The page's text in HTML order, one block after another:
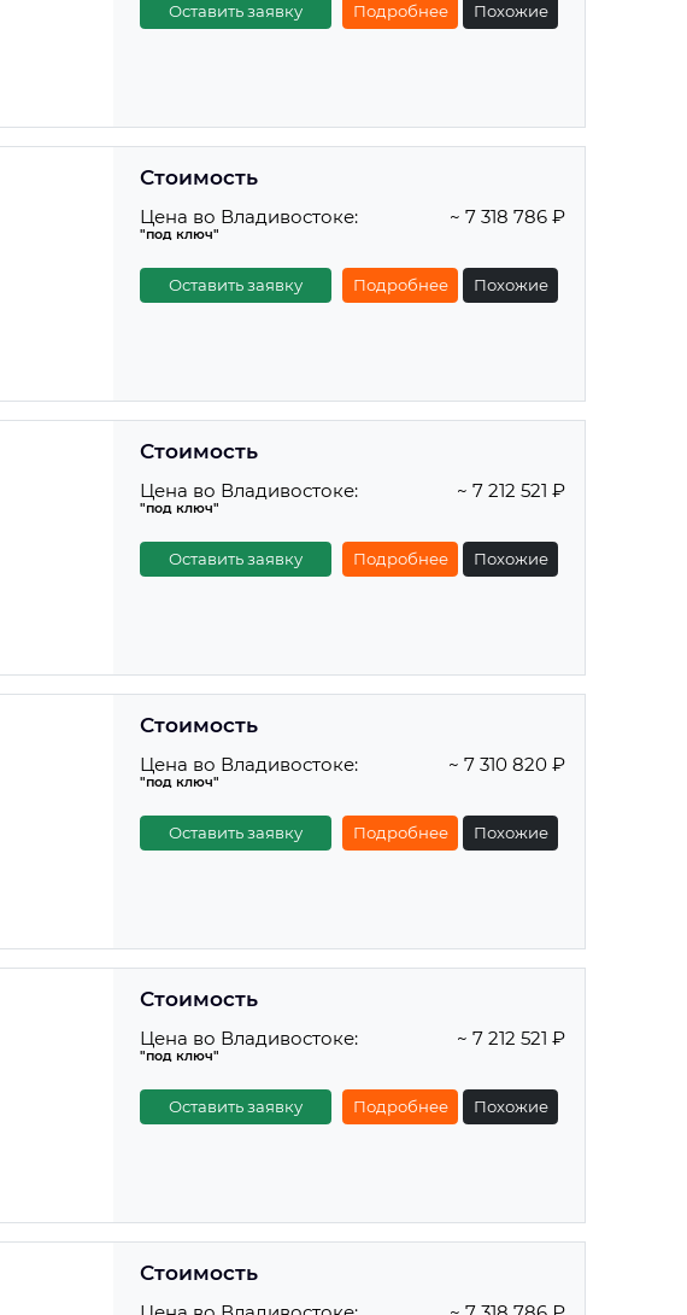
Оставить заявку Подробнее Похожие
Стоимость
Цена во Владивостоке:
"под ключ"
~ 7 318 786 ₽
Оставить заявку Подробнее Похожие
Стоимость
Цена во Владивостоке:
"под ключ"
~ 7 212 521 ₽
Оставить заявку Подробнее Похожие
Стоимость
Цена во Владивостоке:
"под ключ"
~ 7 310 820 ₽
Оставить заявку Подробнее Похожие
Стоимость
Цена во Владивостоке:
"под ключ"
~ 7 212 521 ₽
Оставить заявку Подробнее Похожие
Стоимость